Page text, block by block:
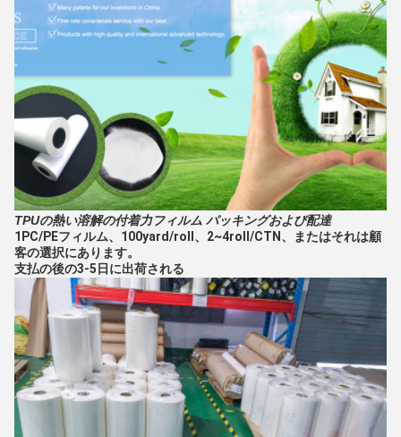
TPUの熱い溶解の付着力フィルム パッキングおよび配達
1PC/PEフィルム、100yard/roll、2~4roll/CTN、またはそれは顧
客の選択にあります。
支払の後の3-5日に出荷される